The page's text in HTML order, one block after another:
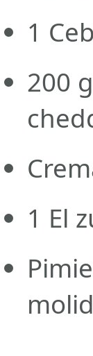
1
200
1 El